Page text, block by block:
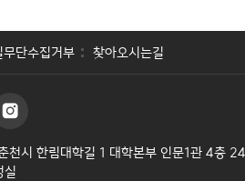
무단수집거부 찾아오시는길
시 한림대학길 1 대학본부 인문1관 4층
실